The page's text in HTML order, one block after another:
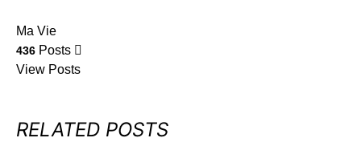
Ma Vie
436 Posts
View Posts
RELATED POSTS